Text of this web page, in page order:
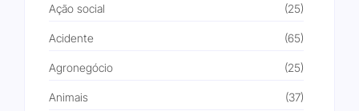
Ação social (25)
Acidente (65)
Agronegócio (25)
Animais (37)